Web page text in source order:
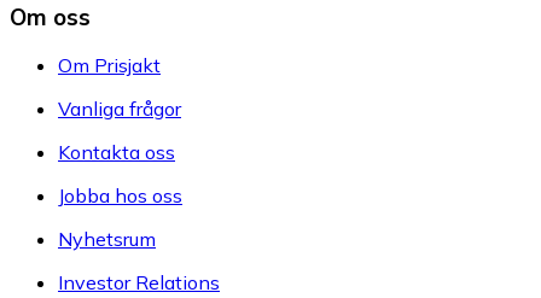
Om oss
Om Prisjakt
Vanliga frågor
Kontakta oss
Jobba hos oss
Nyhetsrum
Investor Relations